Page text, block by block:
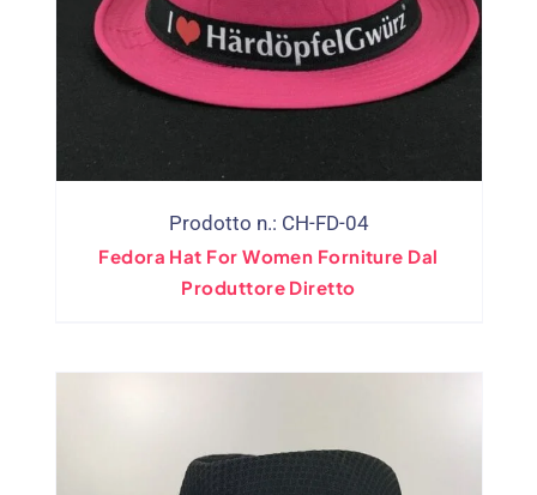
Prodotto n.: CH-FD-04
Fedora Hat For Women Forniture Dal
Produttore Diretto